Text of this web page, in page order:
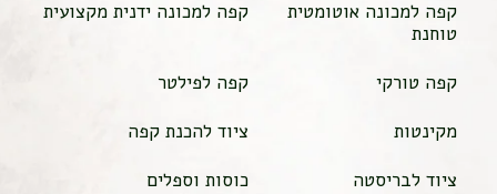
קפה למכונה אוטומטית
טוחנת
קפה למכונה ידנית מקצועית
קפה טורקי
קפה לפילטר
מקינטות
ציוד להכנת קפה
ציוד לבריסטה
כוסות וספלים